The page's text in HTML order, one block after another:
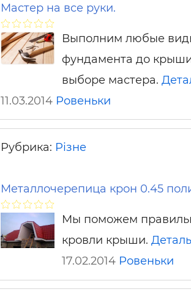
Мастер на все руки.
Выполним любые
фундамента до
выборе мастера.
11.03.2014 Ровеньки
Рубрика: Різне
Металлочерепица крон 0.45
Мы поможем
кровли крыши.
17.02.2014 Ровеньки